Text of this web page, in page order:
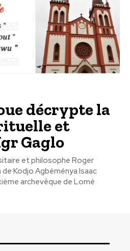
décrypte la
et
Gaglo
et philosophe Roger
Kodjo Agbéménya Isaac
archevêque de Lomé